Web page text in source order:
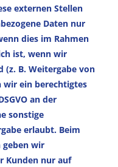
externen Stellen
Daten nur
dies im Rahmen
ist, wenn wir
B. Weitergabe von
wir ein berechtigtes
an der
sonstige
erlaubt. Beim
geben wir
Kunden nur auf